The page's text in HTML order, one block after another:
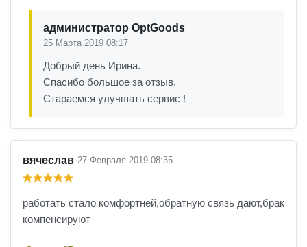
администратор OptGoods
25 Марта 2019 08:17
Добрый день Ирина.
Спасибо большое за отзыв.
Стараемся улучшать сервис !
вячеслав 27 Февраля 2019 08:35
работать стало комфортней,обратную связь дают,брак
компенсируют